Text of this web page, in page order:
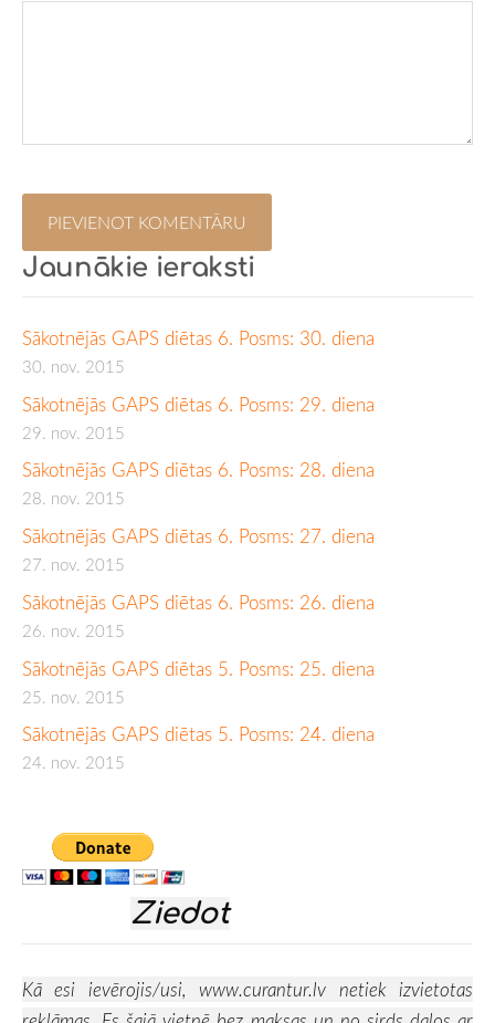
Jaunākie ieraksti
Sākotnējās GAPS diētas 6. Posms: 30. diena
30. nov. 2015
Sākotnējās GAPS diētas 6. Posms: 29. diena
29. nov. 2015
Sākotnējās GAPS diētas 6. Posms: 28. diena
28. nov. 2015
Sākotnējās GAPS diētas 6. Posms: 27. diena
27. nov. 2015
Sākotnējās GAPS diētas 6. Posms: 26. diena
26. nov. 2015
Sākotnējās GAPS diētas 5. Posms: 25. diena
25. nov. 2015
Sākotnējās GAPS diētas 5. Posms: 24. diena
24. nov. 2015
Ziedot
Kā esi ievērojis/usi, www.curantur.lv netiek izvietotas